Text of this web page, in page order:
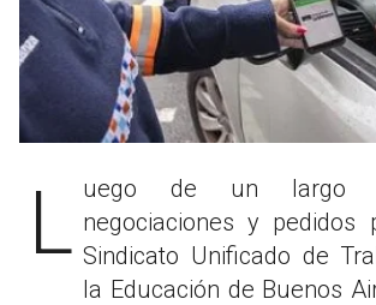
Luego de un largo periodo de negociaciones y pedidos
Sindicato Unificado de
la Educación de Buenos